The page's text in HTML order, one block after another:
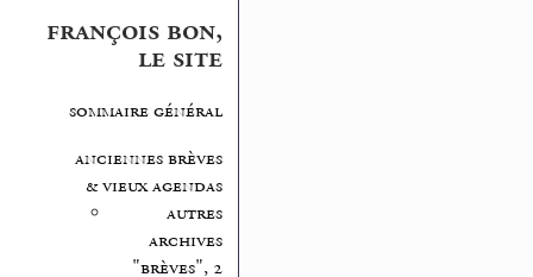
françois bon,
le site
sommaire général
anciennes brèves
& vieux agendas
autres
archives
"brèves", 2